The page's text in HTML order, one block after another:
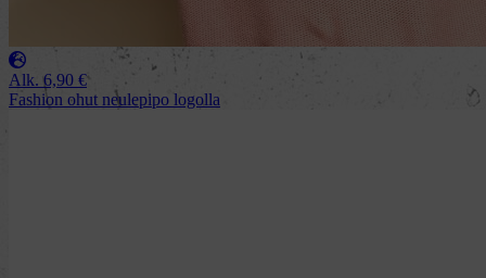
Alk. 6,90 €
Fashion ohut neulepipo logolla